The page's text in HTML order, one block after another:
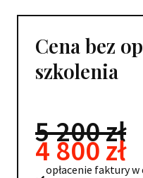
Cena bez
szkolenia
5 200 zł
4 800 zł
opłacenie faktury w